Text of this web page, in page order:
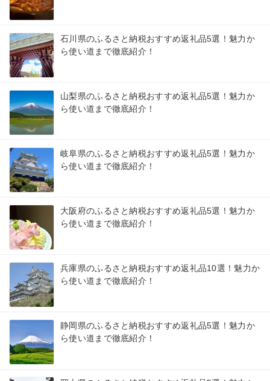
石川県のふるさと納税おすすめ返礼品5選！魅力か
ら使い道まで徹底紹介！
山梨県のふるさと納税おすすめ返礼品5選！魅力か
ら使い道まで徹底紹介！
岐阜県のふるさと納税おすすめ返礼品5選！魅力か
ら使い道まで徹底紹介！
大阪府のふるさと納税おすすめ返礼品5選！魅力か
ら使い道まで徹底紹介！
兵庫県のふるさと納税おすすめ返礼品10選！魅力か
ら使い道まで徹底紹介！
静岡県のふるさと納税おすすめ返礼品5選！魅力か
ら使い道まで徹底紹介！